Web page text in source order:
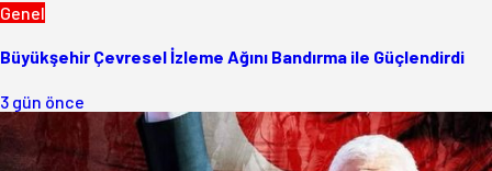
Genel
Büyükşehir Çevresel İzleme Ağını Bandırma ile Güçlendirdi
3 gün önce